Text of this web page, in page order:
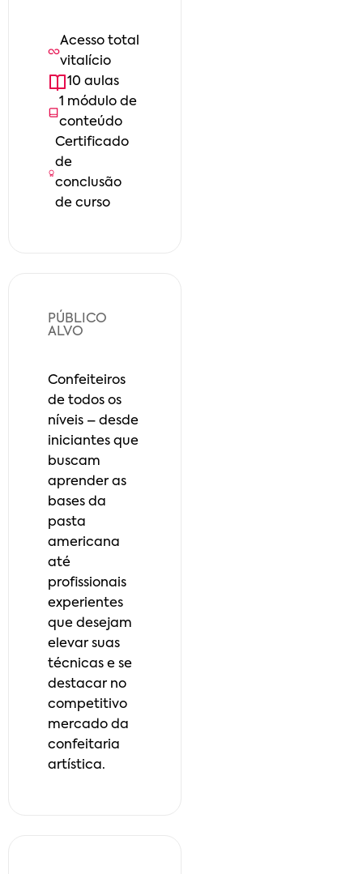
Acesso total
vitalício
10 aulas
1 módulode
conteúdo
Certificado
de
conclusão
de curso
PÚBLICO
ALVO
Confeiteiros
de todos os
níveis – desde
iniciantes que
buscam
aprender as
bases da
pasta
americana
até
profissionais
experientes
que desejam
elevar suas
técnicas e se
destacar no
competitivo
mercado da
confeitaria
artística.